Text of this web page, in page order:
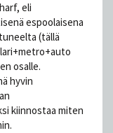
eli
espoolaisena
(tällä
osalle.
hyvin
kiinnostaa miten